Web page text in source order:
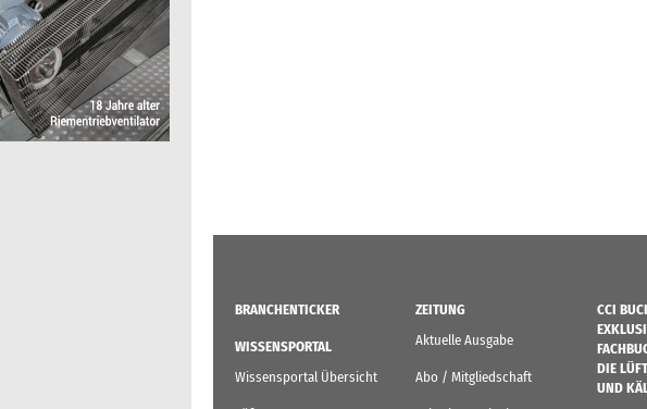
BRANCHENTICKER
WISSENSPORTAL
Wissensportal Übersicht
ZEITUNG
Aktuelle Ausgabe
Abo / Mitgliedschaft
CCI
DIE
UND